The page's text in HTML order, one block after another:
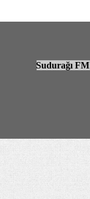
Sudurağı FM